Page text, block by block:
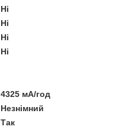
Ні
Ні
Ні
Ні
4325 мА/год
Незнімний
Так